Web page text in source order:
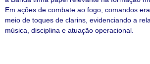
Em ações de combate ao fogo, comandos
meio de toques de clarins, evidenciando a
música, disciplina e atuação operacional.